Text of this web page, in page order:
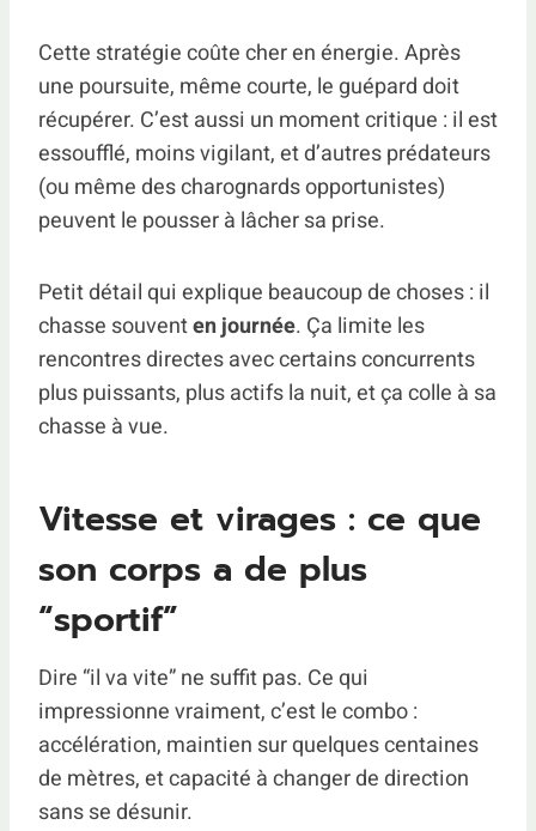
Cette stratégie coûte cher en énergie. Après
une poursuite, même courte, le guépard doit
récupérer. C’est aussi un moment critique : il est
essoufflé, moins vigilant, et d’autres prédateurs
(ou même des charognards opportunistes)
peuvent le pousser à lâcher sa prise.
Petit détail qui explique beaucoup de choses : il
chasse souventen journée. Ça limite les
rencontres directes avec certains concurrents
plus puissants, plus actifs la nuit, et ça colle à sa
chasse à vue.
Vitesse et virages : ce que
son corps a de plus
“sportif”
Dire “il va vite” ne suffit pas. Ce qui
impressionne vraiment, c’est le combo :
accélération, maintien sur quelques centaines
de mètres, et capacité à changer de direction
sans se désunir.